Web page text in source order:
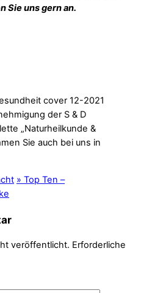
Sie uns gern an.
der S & D
„Naturheilkunde &
Sie auch bei uns in
» Top Ten –
veröffentlicht. Erforderliche